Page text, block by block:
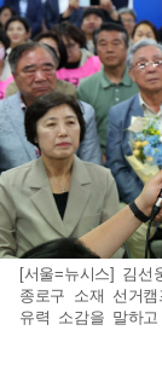
[서울=뉴시스] 김
종로구 소재 선거
유력 소감을 말하